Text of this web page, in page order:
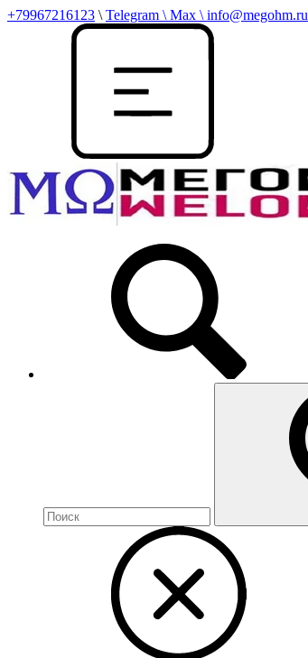
+79967216123 \ Telegram \ Max \ info@megohm.ru